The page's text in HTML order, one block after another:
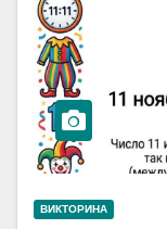
ВИКТОРИНА